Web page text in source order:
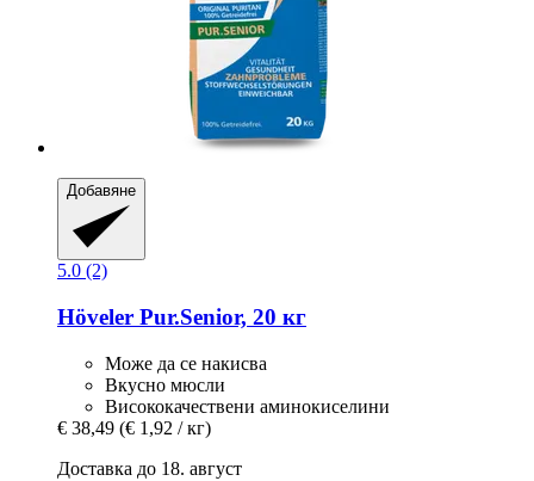
Добавяне
5.0 (2)
Höveler Pur.Senior, 20 кг
Може да се накисва
Вкусно мюсли
Висококачествени аминокиселини
€ 38,49 (€ 1,92 / кг)
Доставка до 18. август